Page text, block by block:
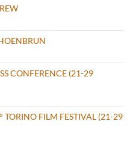
CONFERENCE (21-29
TORINO FILM FESTIVAL (21-29